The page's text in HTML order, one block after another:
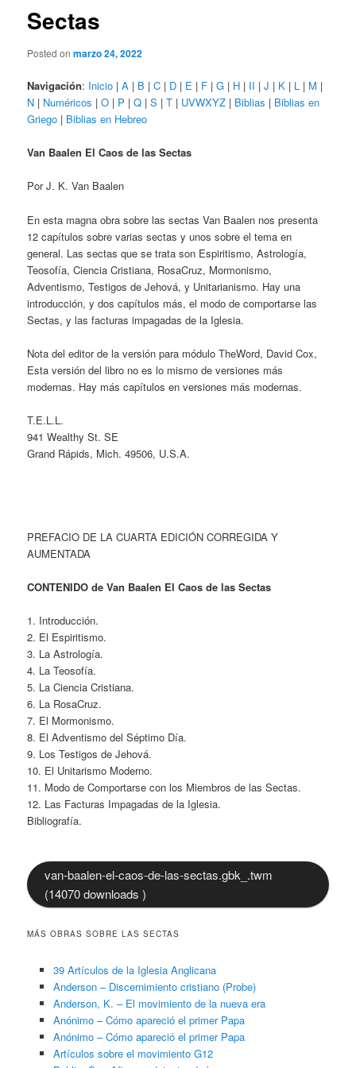
Sectas
Posted onmarzo 24, 2022
Navigación: Inicio |A | B |C | D | E | F |G | H | II |J | K | L | M |
N | Numéricos |O | P |Q |S |T | UVWXYZ | Biblias | Biblias en
Griego | Biblias en Hebreo
Van Baalen El Caos de las Sectas
Por J. K. Van Baalen
En esta magna obra sobre las sectas Van Baalen nos presenta
12 capítulos sobre varias sectas y unos sobre el tema en
general. Las sectas que se trata son Espiritismo, Astrología,
Teosofía, Ciencia Cristiana, RosaCruz, Mormonismo,
Adventismo, Testigos de Jehová, y Unitarianismo. Hay una
introducción, y dos capítulos más, el modo de comportarse las
Sectas, y las facturas impagadas de la Iglesia.
Nota del editor de la versión para módulo TheWord, David Cox,
Esta versión del libro no es lo mismo de versiones más
modernas. Hay más capítulos en versiones más modernas.
T.E.L.L.
941 Wealthy St. SE
Grand Rápids, Mich. 49506, U.S.A.
PREFACIO DE LA CUARTA EDICIÓN CORREGIDA Y
AUMENTADA
CONTENIDO de Van Baalen El Caos de las Sectas
1. Introducción.
2. El Espiritismo.
3. La Astrología.
4. La Teosofía.
5. La Ciencia Cristiana.
6. La RosaCruz.
7. El Mormonismo.
8. El Adventismo del Séptimo Día.
9. Los Testigos de Jehová.
10. El Unitarismo Moderno.
11. Modo de Comportarse con los Miembros de las Sectas.
12. Las Facturas Impagadas de la Iglesia.
Bibliografía.
van-baalen-el-caos-de-las-sectas.gbk_.twm
(14070 downloads )
MÁS OBRAS SOBRE LAS SECTAS
39 Artículos de la Iglesia Anglicana
Anderson – Discernimiento cristiano (Probe)
Anderson, K. – El movimiento de la nueva era
Anónimo – Cómo apareció el primer Papa
Anónimo – Cómo apareció el primer Papa
Artículos sobre el movimiento G12